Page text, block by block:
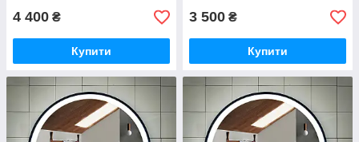
4 400 ₴
Купити
3 500 ₴
Купити